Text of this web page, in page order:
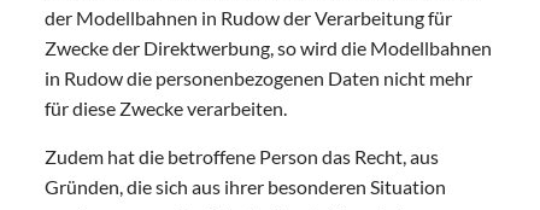
der Modellbahnen in Rudow der Verarbeitung für
Zwecke der Direktwerbung, so wird die Modellbahnen
in Rudow die personenbezogenen Daten nicht mehr
für diese Zwecke verarbeiten.
Zudem hat die betroffene Person das Recht, aus
Gründen, die sich aus ihrer besonderen Situation